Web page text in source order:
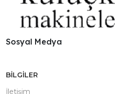
Sosyal Medya
BILGILER
İletişim